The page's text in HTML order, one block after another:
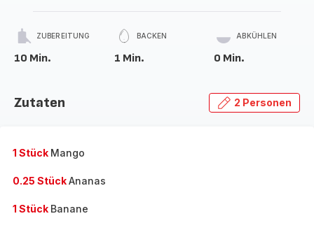
ZUBEREITUNG
10 Min.
BACKEN
1 Min.
ABKÜHLEN
0 Min.
Zutaten 2 Personen
1 Stück Mango
0.25 StückAnanas
1 Stück Banane